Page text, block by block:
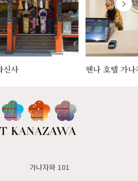
신사 헨나 호텔 가
가나자와 101